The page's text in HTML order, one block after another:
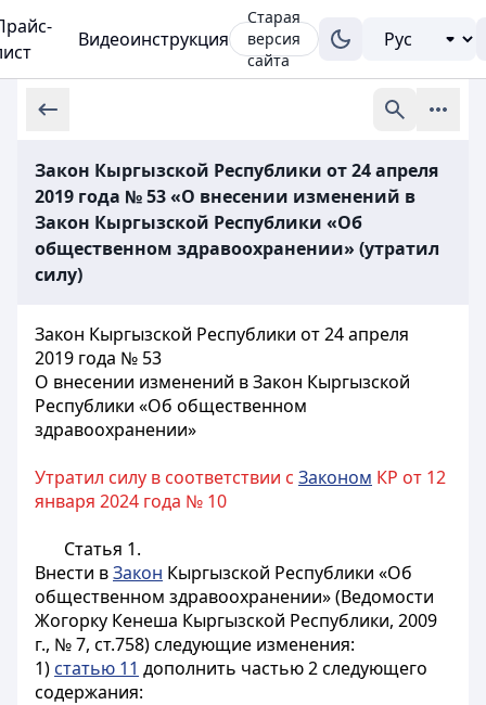
Видеоинструкция
Старая
версия
сайта
Закон Кыргызской Республики от 24 апреля
2019 года № 53 «О внесении изменений в
Закон Кыргызской Республики «Об
общественном здравоохранении» (утратил
силу)
Закон Кыргызской Республики от 24 апреля
2019 года № 53
О внесении изменений в Закон Кыргызской
Республики «Об общественном
здравоохранении»
Утратил силу в соответствии с Законом КР от 12
января 2024 года № 10
Статья 1.
Внести вЗакон Кыргызской Республики «Об
общественном здравоохранении» (Ведомости
Жогорку Кенеша Кыргызской Республики, 2009
г., № 7, ст.758) следующие изменения:
1) статью 11 дополнить частью 2 следующего
содержания: